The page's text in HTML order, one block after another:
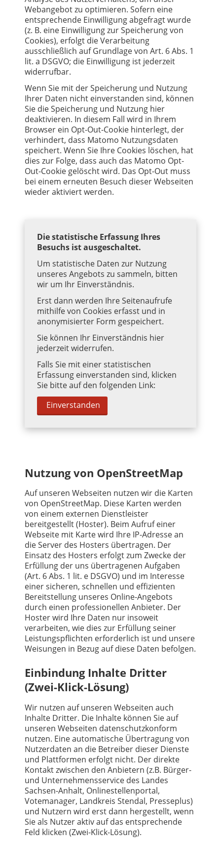
Webangebot zu optimieren. Sofern eine
entsprechende Einwilligung abgefragt wurde
(z. B. eine Einwilligung zur Speicherung von
Cookies), erfolgt die Verarbeitung
ausschließlich auf Grundlage von Art. 6 Abs. 1
lit. a DSGVO; die Einwilligung ist jederzeit
widerrufbar.
Wenn Sie mit der Speicherung und Nutzung
Ihrer Daten nicht einverstanden sind, können
Sie die Speicherung und Nutzung hier
deaktivieren. In diesem Fall wird in Ihrem
Browser ein Opt-Out-Cookie hinterlegt, der
verhindert, dass Matomo Nutzungsdaten
speichert. Wenn Sie Ihre Cookies löschen, hat
dies zur Folge, dass auch das Matomo Opt-
Out-Cookie gelöscht wird. Das Opt-Out muss
bei einem erneuten Besuch dieser Webseiten
wieder aktiviert werden.
Die statistische Erfassung Ihres
Besuchs ist ausgeschaltet.
Um statistische Daten zur Nutzung
unseres Angebots zu sammeln, bitten
wir um Ihr Einverständnis.
Erst dann werden Ihre Seitenaufrufe
mithilfe von Cookies erfasst und in
anonymisierter Form gespeichert.
Sie können Ihr Einverständnis hier
jederzeit widerrufen.
Falls Sie mit einer statistischen
Erfassung einverstanden sind, klicken
Sie bitte auf den folgenden Link:
Einverstanden
Nutzung von OpenStreetMap
Auf unseren Webseiten nutzen wir die Karten
von OpenStreetMap. Diese Karten werden
von einem externen Dienstleister
bereitgestellt (Hoster). Beim Aufruf einer
Webseite mit Karte wird Ihre IP-Adresse an
die Server des Hosters übertragen. Der
Einsatz des Hosters erfolgt zum Zwecke der
Erfüllung der uns übertragenen Aufgaben
(Art. 6 Abs. 1 lit. e DSGVO) und im Interesse
einer sicheren, schnellen und effizienten
Bereitstellung unseres Online-Angebots
durch einen professionellen Anbieter. Der
Hoster wird Ihre Daten nur insoweit
verarbeiten, wie dies zur Erfüllung seiner
Leistungspflichten erforderlich ist und unsere
Weisungen in Bezug auf diese Daten befolgen.
Einbindung Inhalte Dritter
(Zwei-Klick-Lösung)
Wir nutzen auf unseren Webseiten auch
Inhalte Dritter. Die Inhalte können Sie auf
unseren Webseiten datenschutzkonform
nutzen. Eine automatische Übertragung von
Nutzerdaten an die Betreiber dieser Dienste
und Plattformen erfolgt nicht. Der direkte
Kontakt zwischen den Anbietern (z.B. Bürger-
und Unternehmensservice des Landes
Sachsen-Anhalt, Onlinestellenportal,
Votemanager, Landkreis Stendal, Presseplus)
und Nutzern wird erst dann hergestellt, wenn
Sie als Nutzer aktiv auf das entsprechende
Feld klicken (Zwei-Klick-Lösung).